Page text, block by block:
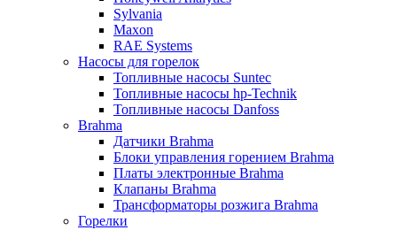
Sylvania
Maxon
RAE Systems
Насосы для горелок
Топливные насосы Suntec
Топливные насосы hp-Technik
Топливные насосы Danfoss
Brahma
Датчики Brahma
Блоки управления горением Brahma
Платы электронные Brahma
Клапаны Brahma
Трансформаторы розжига Brahma
Горелки